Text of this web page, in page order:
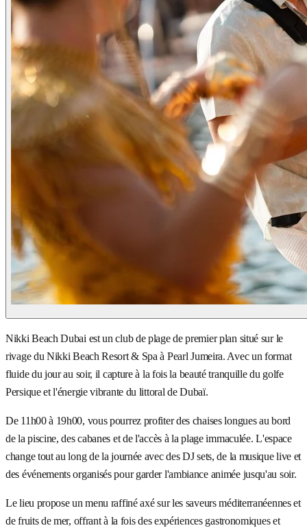
Nikki Beach Dubai est un club de plage de premier plan situé sur le
rivage du Nikki Beach Resort & Spa à Pearl Jumeira. Avec un format
fluide du jour au soir, il capture à la fois la beauté tranquille du golfe
Persique et l'énergie vibrante du littoral de Dubaï.
De 11h00 à 19h00, vous pourrez profiter des chaises longues au bord
de la piscine, des cabanes et de l'accès à la plage immaculée. L'espace
change tout au long de la journée avec des DJ sets, de la musique live et
des événements organisés pour garder l'ambiance animée jusqu'au soir.
Le lieu propose un menu raffiné axé sur les saveurs méditerranéennes et
de fruits de mer, offrant à la fois des expériences gastronomiques et